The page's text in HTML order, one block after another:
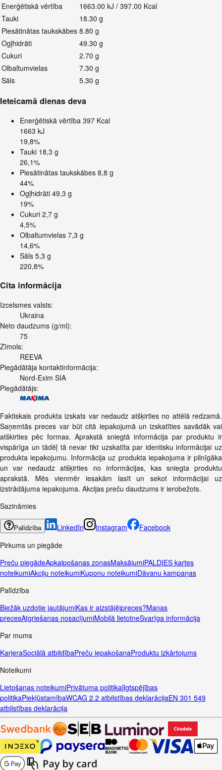
Enerģētiskā vērtība
1663.00 kJ / 397.00 Kcal
Tauki
18.30 g
Piesātinātas taukskābes 8.80 g
Ogļhidrāti
49.30 g
Cukuri
2.70 g
Olbaltumvielas
7.30 g
Sāls
5.30 g
Ieteicamā dienas deva
Enerģētiskā vērtība 397 Kcal
1663 kJ
19,8%
Tauki 18,3 g
26,1%
Piesātinātas taukskābes 8,8 g
44%
Ogļhidrāti 49,3 g
19%
Cukuri 2,7 g
4,5%
Olbaltumvielas 7,3 g
14,6%
Sāls 5,3 g
220,8%
Cita informācija
Izcelsmes valsts:
Ukraina
Neto daudzums (g/ml):
75
Zīmols:
REEVA
Piegādātāja kontaktinformācija:
Nord-Exim SIA
Piegādātājs:
Faktiskais produkta izskats var nedaudz atšķirties no attēlā redzamā.
Saņemtās preces var būt citā iepakojumā un izskatīties savādāk vai
atškirties pēc formas. Aprakstā sniegtā informācija par produktu ir
vispārīga un tādēļ tā nevar tikt uzskatīta par identisku informācijai uz
produkta iepakojumu. Informācija uz produkta iepakojuma ir pilnīgāka
un var nedaudz atšķirties no informācijas, kas sniegta produktu
aprakstā. Mēs vienmēr iesakām lasīt un sekot informācijai uz
izstrādājuma iepakojuma. Akcijas preču daudzums ir ierobežots.
Sazināmies
Palīdzība LinkedIn Instagram
Facebook
Pirkums un piegāde
Preču piegādeApkalpošanas zonasMaksājumiPALDIES kartes
noteikumiAkciju noteikumiKuponu noteikumiDāvanu kampaņas
Palīdzība
Biežāk uzdotie jautājumiKas ir aizstājējpreces?Manas
precesAtgriešanas nosacījumiMobilā lietotneSvarīga informācija
Par mums
KarjeraSociālā atbildībaPreču iepakošanaProduktu izkārtojums
Noteikumi
Lietošanas noteikumiPrivātuma politikaIlgtspējības
politikaPiekļūstamībaWCAG 2.2 atbilstības deklarācijaEN 301 549
atbilstības deklarācija